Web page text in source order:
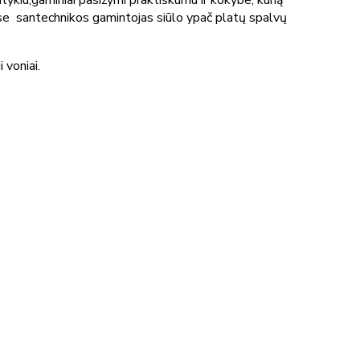
santechnikos gamintojas siūlo ypač platų spalvų